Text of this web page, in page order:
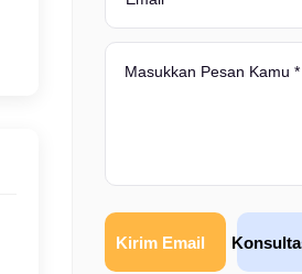
Kirim Email